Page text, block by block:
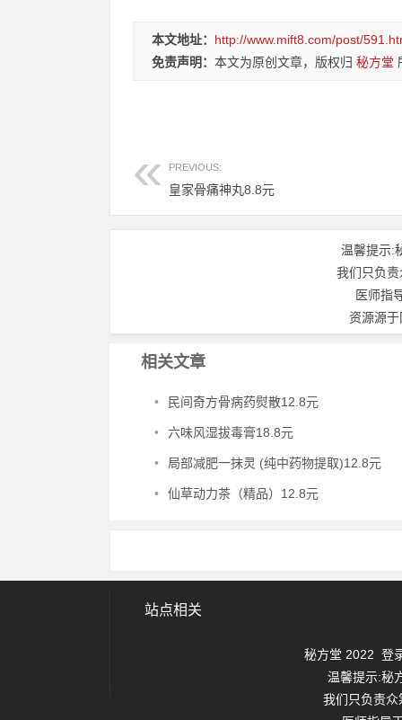
本文地址： http://www.mift8.com/post/
免责声明： 本文为原创文章，版权归 秘方堂
PREVIOUS:
皇家骨痛神丸8.8元
温馨提示:
我们只负
医师指
资源源
相关文章
• 民间奇方骨病药熨散12.8元
• 六味风湿拔毒膏18.8元
• 局部减肥一抹灵 (纯中药物提取)12.8元
• 仙草动力茶（精品）12.8元
站点相关
秘方堂 2022 登
温馨提示:秘
我们只负责